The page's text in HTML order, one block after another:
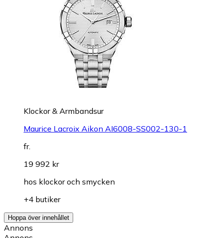
Klockor & Armbandsur
Maurice Lacroix Aikon AI6008-SS002-130-1
fr.
19 992 kr
hos klockor och smycken
+4 butiker
Hoppa över innehållet
Annons